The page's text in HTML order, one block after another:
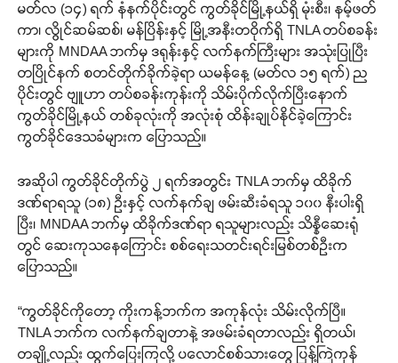
မတ်လ (၁၄) ရက် နံနက်ပိုင်းတွင် ကွတ်ခိုင်မြို့နယ်ရှိ မုံးစီး၊ နမ့်ဖတ်
ကာ၊ လွိုင်ဆမ်ဆစ်၊ မန်ပြိန်းနှင့် မြို့အနီးတဝိုက်ရှိ TNLA တပ်စခန်း
များကို MNDAA ဘက်မှ ဒရုန်းနှင့် လက်နက်ကြီးများ အသုံးပြုပြီး
တပြိုင်နက် စတင်တိုက်ခိုက်ခဲ့ရာ ယမန်နေ့ (မတ်လ ၁၅ ရက်) ည
ပိုင်းတွင် ဗျူဟာ တပ်စခန်းကုန်းကို သိမ်းပိုက်လိုက်ပြီးနောက်
ကွတ်ခိုင်မြို့နယ် တစ်ခုလုံးကို အလုံးစုံ ထိန်းချုပ်နိုင်ခဲ့ကြောင်း
ကွတ်ခိုင်ဒေသခံများက ပြောသည်။
အဆိုပါ ကွတ်ခိုင်တိုက်ပွဲ ၂ ရက်အတွင်း TNLA ဘက်မှ ထိခိုက်
ဒဏ်ရာရသူ (၁၈) ဦးနှင့် လက်နက်ချ ဖမ်းဆီးခံရသူ ၁၀၀ နီးပါးရှိ
ပြီး၊ MNDAA ဘက်မှ ထိခိုက်ဒဏ်ရာ ရသူများလည်း သိန္နီဆေးရုံ
တွင် ဆေးကုသနေကြောင်း စစ်ရေးသတင်းရင်းမြစ်တစ်ဦးက
ပြောသည်။
“ကွတ်ခိုင်ကိုတော့ ကိုးကန့်ဘက်က အကုန်လုံး သိမ်းလိုက်ပြီ။
TNLA ဘက်က လက်နက်ချတာနဲ့ အဖမ်းခံရတာလည်း ရှိတယ်၊
တချို့လည်း ထွက်ပြေးကြလို့ ပလောင်စစ်သားတွေ ပြန့်ကြဲကုန်